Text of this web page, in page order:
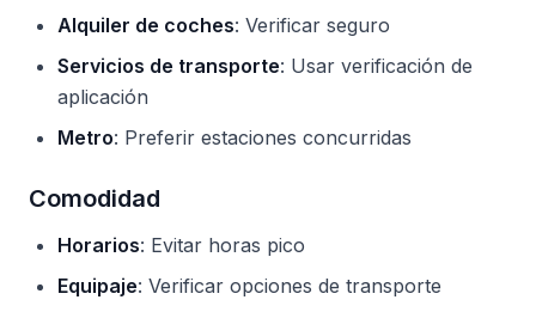
Alquiler de coches: Verificar seguro
Servicios de transporte: Usar verificación de
aplicación
Metro: Preferir estaciones concurridas
Comodidad
Horarios: Evitar horas pico
Equipaje: Verificar opciones de transporte